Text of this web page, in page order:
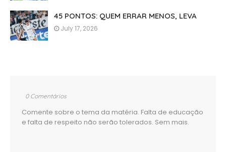
45 PONTOS: QUEM ERRAR MENOS, LEVA
July 17, 2026
0 Comentários
Comente sobre o tema da matéria. Falta de educação
e falta de respeito não serão tolerados. Sem mais.